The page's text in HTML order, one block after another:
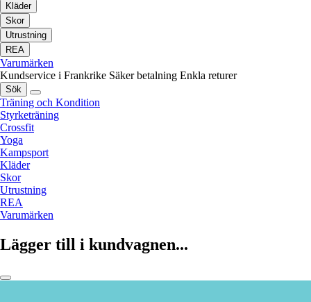
Kläder
Skor
Utrustning
REA
Varumärken
Kundservice i Frankrike Säker betalning Enkla returer
Sök
Träning och Kondition
Styrketräning
Crossfit
Yoga
Kampsport
Kläder
Skor
Utrustning
REA
Varumärken
Lägger till i kundvagnen...